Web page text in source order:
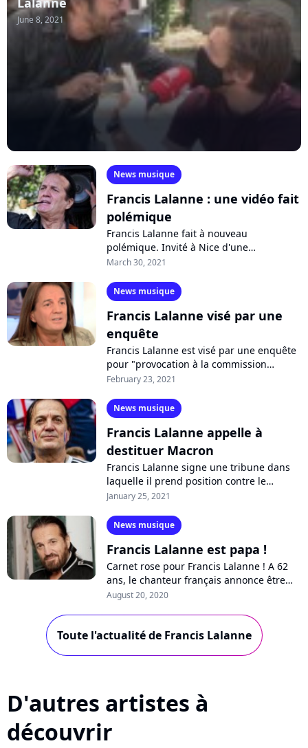
June 8, 2021
News musique
Francis Lalanne : une vidéo fait
polémique
Francis Lalanne fait à nouveau
polémique. Invité à Nice d'une
manifestation contre les protocoles
le public...
March 30, 2021
News musique
Francis Lalanne visé par une
enquête
Francis Lalanne est visé par une enquête
pour "provocation à la commission
d'atteintes aux intérêts fondamentaux de
February 23, 2021
News musique
Francis Lalanne appelle à
destituer Macron
Francis Lalanne signe une tribune dans
laquelle il prend position contre le
gouvernement français, qu'il accuse de
January 25, 2021
News musique
Francis Lalanne est papa !
Carnet rose pour Francis Lalanne ! A 62
ans, le chanteur français annonce être
devenu papa pour la cinquième fois
August 20, 2020
Toute l'actualité de Francis Lalanne
D'autres artistes à
découvrir